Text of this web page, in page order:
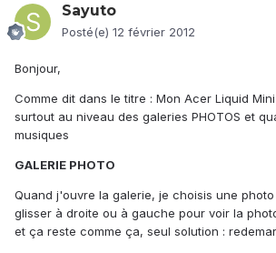
Sayuto
Posté(e) 12 février 2012
Bonjour,
Comme dit dans le titre : Mon Acer Liquid
surtout au niveau des galeries PHOTOS et
musiques
GALERIE PHOTO
Quand j'ouvre la galerie, je choisis une
glisser à droite ou à gauche pour voir la
et ça reste comme ça, seul solution :